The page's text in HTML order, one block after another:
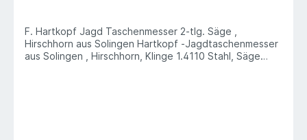
F. Hartkopf Jagd Taschenmesser 2-tlg. Säge ,
Hirschhorn aus Solingen Hartkopf -Jagdtaschenmesser
aus Solingen , Hirschhorn, Klinge 1.4110 Stahl, Säge